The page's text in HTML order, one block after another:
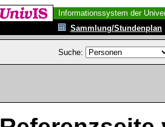
Informationssystem der
Sammlung/Stundenplan
Suche: